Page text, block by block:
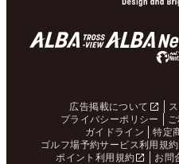
広告掲載について
プライバシーポリシー
ガイドライン
特定
ゴルフ場予約サービス利用規約
ポイント利用規約
お問